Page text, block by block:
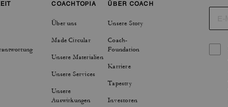
COACHTOPIA
Über uns
Made Circular
Unsere Materialien
Unsere Services
Unsere
Auswirkungen
ÜBER COACH
Unsere Story
Coach-
Foundation
Karriere
Tapestry
Investoren